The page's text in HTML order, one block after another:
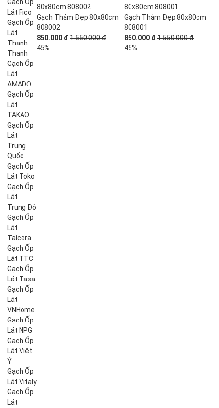
Gạch Ốp
Lát Fico
Gạch Ốp
Lát
Thanh
Thanh
Gạch Ốp
Lát
AMADO
Gạch Ốp
Lát
TAKAO
Gạch Ốp
Lát
Trung
Quốc
Gạch Ốp
Lát Toko
Gạch Ốp
Lát
Trung Đô
Gạch Ốp
Lát
Taicera
Gạch Ốp
Lát TTC
Gạch Ốp
Lát Tasa
Gạch Ốp
Lát
VNHome
Gạch Ốp
Lát NPG
Gạch Ốp
Lát Việt
Ý
Gạch Ốp
Lát Vitaly
Gạch Ốp
Lát
Gạch Thảm Đẹp 80x80cm
808002
850.000 đ 1.550.000 đ
45%
Gạch Thảm Đẹp 80x80cm
808001
850.000 đ 1.550.000 đ
45%